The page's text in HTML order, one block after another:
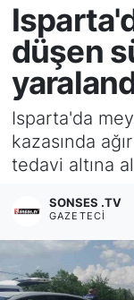
düşen
Isparta'da
kazasında
tedavi altına
SONSES .TV
GAZETECI
SPOR
GÜNÜN
DÜNYA
KÜLTÜR -
MAGAZİN
SAĞLIK
Siyaset
Mersin
Mersin
Süper Lig
Tüm
Son
Haber